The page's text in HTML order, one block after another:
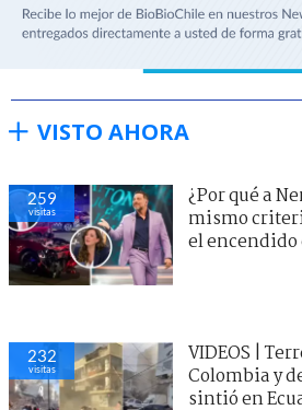
VISTO AHORA
259
visitas
¿Por qué a
mismo
el encendido
232
visitas
VIDEOS |
Colombia y
sintió en